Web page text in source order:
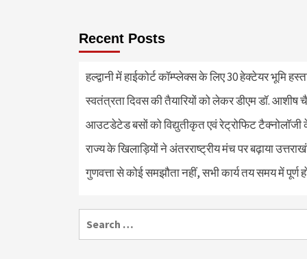
Recent Posts
हल्द्वानी में हाईकोर्ट कॉम्प्लेक्स के लिए 30 हेक्टेयर भूमि
स्वतंत्रता दिवस की तैयारियों को लेकर डीएम डॉ. आशीष
आउटडेटेड बसों को विद्युतीकृत एवं रेट्रोफिट टैक्नोलाॅजी
राज्य के खिलाड़ियों ने अंतरराष्ट्रीय मंच पर बढ़ाया
गुणवत्ता से कोई समझौता नहीं, सभी कार्य तय समय में पूर्ण